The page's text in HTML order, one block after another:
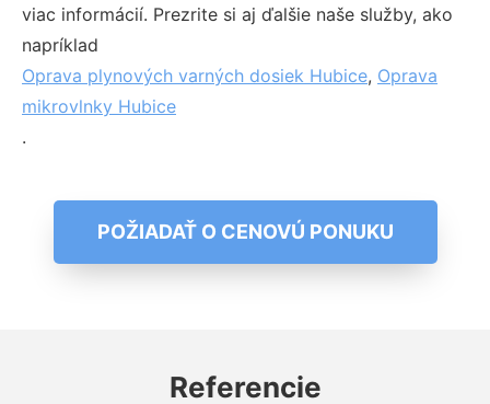
viac informácií. Prezrite si aj ďalšie naše služby, ako
napríklad
Oprava plynových varných dosiek Hubice, Oprava
mikrovlnky Hubice
.
POŽIADAŤ O CENOVÚ PONUKU
Referencie